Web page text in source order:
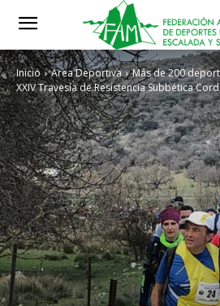
Inicio Area Deportiva
Más de 200
XXIV Travesía de Resistencia Subbética